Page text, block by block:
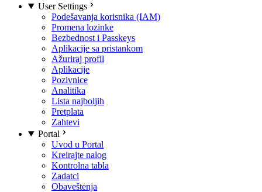
User Settings
Podešavanja korisnika (IAM)
Promena lozinke
Bezbednost i Passkeys
Aplikacije sa pristankom
Ažuriraj profil
Aplikacije
Pozivnice
Analitika
Lista najboljih
Pretplata
Zahtevi
Portal
Uvod u Portal
Kreirajte nalog
Kontrolna tabla
Zadatci
Obaveštenja